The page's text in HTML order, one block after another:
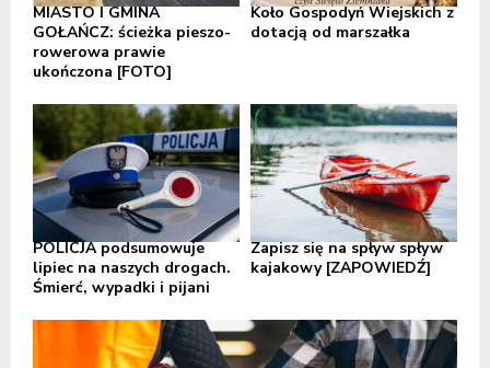
MIASTO I GMINA
GOŁAŃCZ: ścieżka pieszo-
rowerowa prawie
ukończona [FOTO]
Koło Gospodyń Wiejskich z
dotacją od marszałka
POLICJA podsumowuje
lipiec na naszych drogach.
Śmierć, wypadki i pijani
Zapisz się na spływ spływ
kajakowy [ZAPOWIEDŹ]